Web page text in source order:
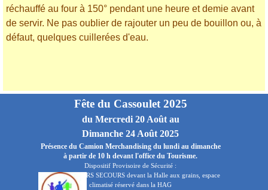
réchauffé au four à 150° pendant une heure et demie avant
de servir. Ne pas oublier de rajouter un peu de bouillon ou, à
défaut, quelques cuillerées d'eau.
Fête du Cassoulet 2025
du Mercredi 20 Août au
Dimanche 24 Août 2025
Présence du Camion Merchandising du lundi au dimanche
à partir de 10 h devant l'office du Tourisme.
Dispositif Provisoire de Sécurité :
AUDE PREMIERS SECOURS devant la Halle aux grains, espace
climatisé réservé dans la HAG